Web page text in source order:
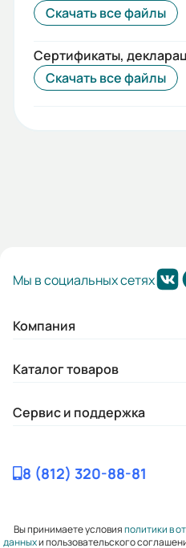
Скачать все файлы
Сертификаты,
Скачать все файлы
Мы в социальных сетях
Компания
Каталог товаров
Сервис и поддержка
8 (812) 320-88-81
Вы принимаете условияполитики в
данныхи пользовательского